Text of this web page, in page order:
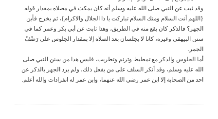
وقد ثبت عن النبي صلى الله عليه وسلم أنه كان يمكث في مصلاه بمقدار قوله
{اللهم أنت السلام ومنك السلام تباركت يا ذا الجلال والاكرام}، ثم يخرج فأين
الجهر؟ فالذكر كان يقع منه في الطريق، وهذا ثابت عن أبي بكر وعمر كما في
سنن البيهقي وغيره، كانا لا يجلسان بعد الصلاة إلا بمقدار الجلوس على رَضْفْ
الجمر.
أما الجلوس والذكر مع تمطيط وترنم وتطريب، فليس هذا من سنن النبي صلى
الله عليه وسلم، وقد أنكر السلف على من يفعل ذلك، ولم يرد الجهر بالذكر عن
احد من الصحابة إلا ابن عمر رضي الله عنهما، وابن عمر له انفرادات والله أعلم.